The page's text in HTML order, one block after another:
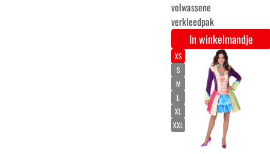
In winkelmandje
XS
M
L
XL
XXL
Mickey verkleed
pak voor mannen